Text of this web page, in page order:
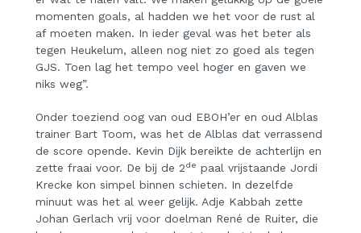
momenten goals, al hadden we het voor de rust al
af moeten maken. In ieder geval was het beter als
tegen Heukelum, alleen nog niet zo goed als tegen
GJS. Toen lag het tempo veel hoger en gaven we
niks weg”.
Onder toeziend oog van oud EBOH’er en oud Alblas
trainer Bart Toom, was het de Alblas dat verrassend
de score opende. Kevin Dijk bereikte de achterlijn en
zette fraai voor. De bij de 2de paal vrijstaande Jordi
Krecke kon simpel binnen schieten. In dezelfde
minuut was het al weer gelijk. Adje Kabbah zette
Johan Gerlach vrij voor doelman René de Ruiter, die